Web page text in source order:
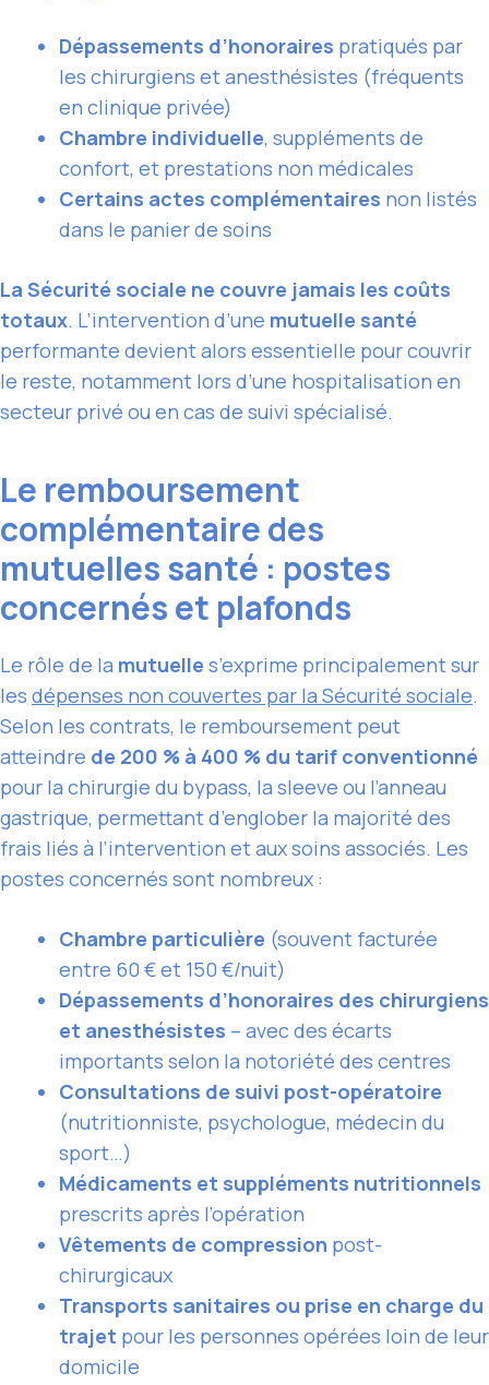
Dépassements d’honoraires pratiqués par
les chirurgiens et anesthésistes (fréquents
en clinique privée)
Chambre individuelle, suppléments de
confort, et prestations non médicales
Certains actes complémentaires non listés
dans le panier de soins
La Sécurité sociale ne couvre jamais les coûts
totaux. L’intervention d’une mutuelle santé
performante devient alors essentielle pour couvrir
le reste, notamment lors d’une hospitalisation en
secteur privé ou en cas de suivi spécialisé.
Le remboursement
complémentaire des
mutuelles santé : postes
concernés et plafonds
Le rôle de la mutuelle s’exprime principalement sur
les dépenses non couvertes par la Sécurité sociale.
Selon les contrats, le remboursement peut
atteindre de 200 % à 400 % du tarif conventionné
pour la chirurgie du bypass, la sleeve ou l’anneau
gastrique, permettant d’englober la majorité des
frais liés à l’intervention et aux soins associés. Les
postes concernés sont nombreux :
Chambre particulière (souvent facturée
entre 60 € et 150 €/nuit)
Dépassements d’honoraires des chirurgiens
et anesthésistes – avec des écarts
importants selon la notoriété des centres
Consultations de suivi post-opératoire
(nutritionniste, psychologue, médecin du
sport…)
Médicaments et suppléments nutritionnels
prescrits après l’opération
Vêtements de compression post-
chirurgicaux
Transports sanitaires ou prise en charge du
trajet pour les personnes opérées loin de leur
domicile